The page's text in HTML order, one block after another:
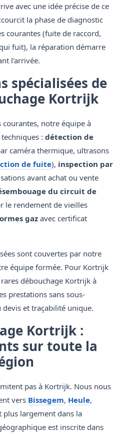
avec une idée précise de ce
la phase de diagnostic
courantes (fuite de raccord,
fuit), la réparation démarre
l'arrivée.
spécialisées de
Kortrijk
notre équipe à
: détection de
caméra thermique, ultrasons
de fuite), inspection par
avant achat ou vente
du circuit de
le rendement de vieilles
gaz avec certificat
sont couvertes par notre
équipe formée. Pour Kortrijk
débouchage Kortrijk à
prestations sans sous-
et traçabilité unique.
Kortrijk :
sur toute la
pas à Kortrijk. Nous nous
vers Bissegem, Heule,
plus largement dans la
est inscrite dans